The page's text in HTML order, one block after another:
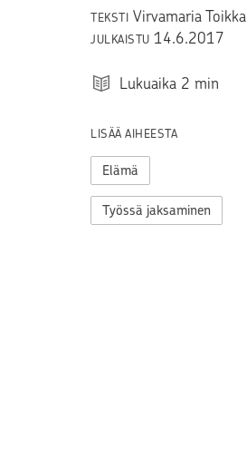
TEKSTI Virvamaria Toikka
JULKAISTU 14.6.2017
Lukuaika 2 min
LISÄÄ AIHEESTA
Elämä
Työssä jaksaminen